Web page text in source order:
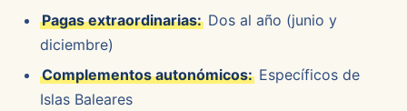
Pagas extraordinarias: Dos al año (junio y
diciembre)
Complementos autonómicos: Específicos de
Islas Baleares